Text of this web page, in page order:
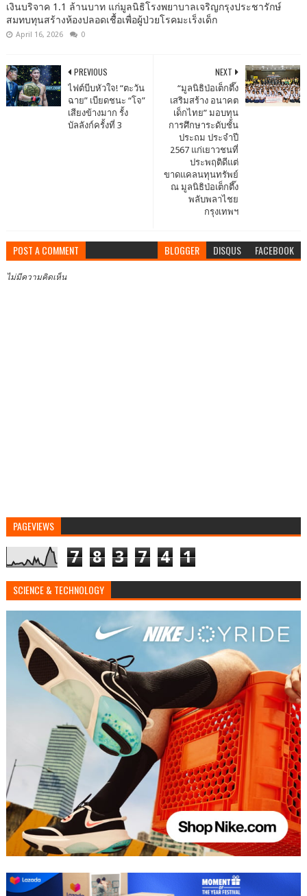
เงินบริจาค 1.1 ล้านบาท แก่มูลนิธิโรงพยาบาลเจริญกรุงประชารักษ์
สมทบทุนสร้างห้องปลอดเชื้อเพื่อผู้ป่วยโรคมะเร็งเด็ก
April 16, 2026 0
NEXT
“มูลนิธิป่อเต็กตึ๊ง
เสริมสร้าง อนาคต
เด็กไทย” มอบทุน
การศึกษาระดับชั้น
ประถม ประจำปี
2567 แก่เยาวชนที่
ประพฤติดีแต่
ขาดแคลนทุนทรัพย์
ณ มูลนิธิป่อเต็กตึ๊ง
พลับพลาไชย
กรุงเทพฯ
PREVIOUS
ไฟต์บีบหัวใจ! “ตะวัน
ฉาย” เบียดชนะ “โจ”
เสียงข้างมาก รั้ง
บัลลังก์ครั้งที่ 3
POST A COMMENT BLOGGER DISQUS FACEBOOK
ไม่มีความคิดเห็น
PAGEVIEWS
7 8 3 7 4 1
SCIENCE & TECHNOLOGY